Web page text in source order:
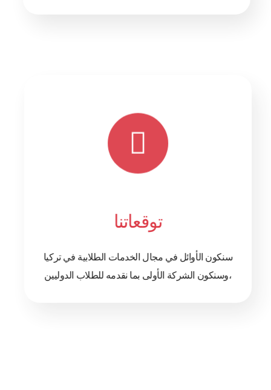
توقعاتنا
سنكون الأوائل في مجال الخدمات الطلابية في تركيا
،وسنكون الشركة الأولى بما نقدمه للطلاب الدوليين
من خلال العمل الجاد والإحترافية والمصداقية العالية